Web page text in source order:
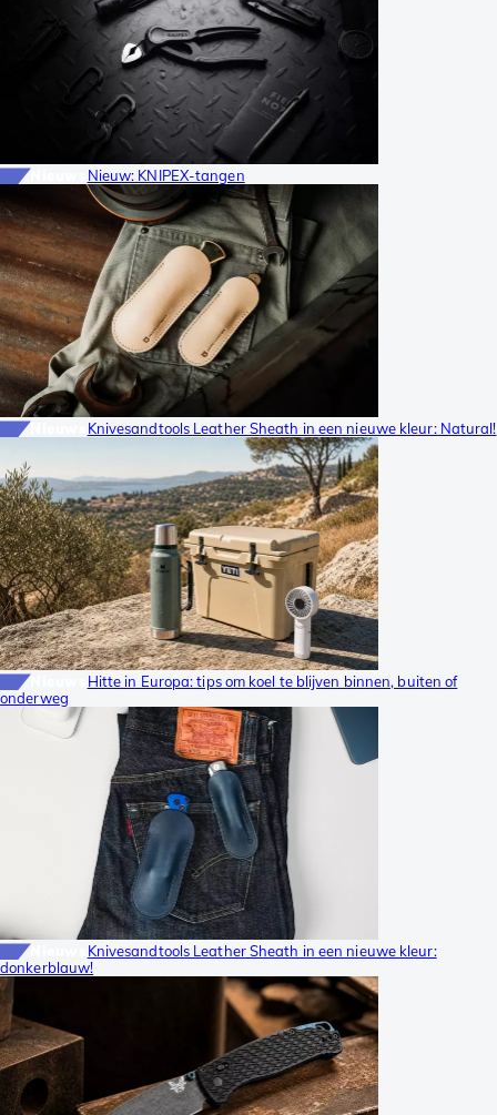
Nieuws Nieuw: KNIPEX-tangen
Nieuws Knivesandtools Leather Sheath in een nieuwe kleur: Natural!
Nieuws Hitte in Europa: tips om koel te blijven binnen, buiten of
onderweg
Nieuws Knivesandtools Leather Sheath in een nieuwe kleur:
donkerblauw!